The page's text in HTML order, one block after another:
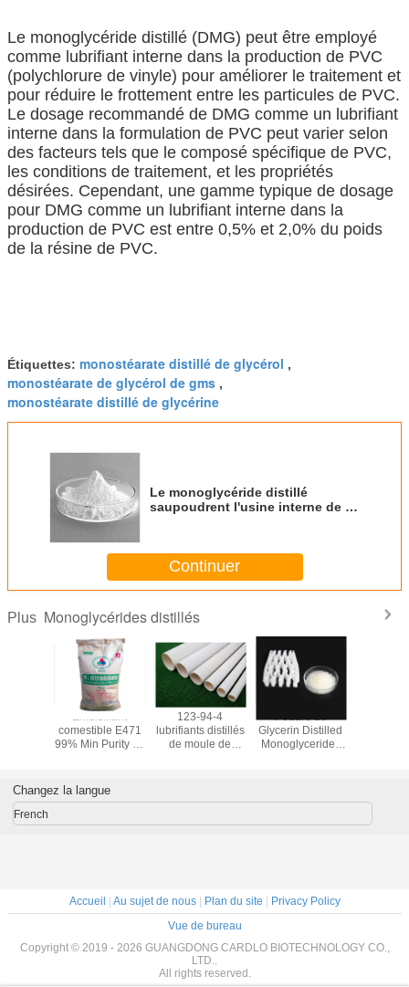
Le monoglycéride distillé (DMG) peut être employé
comme lubrifiant interne dans la production de PVC
(polychlorure de vinyle) pour améliorer le traitement et
pour réduire le frottement entre les particules de PVC.
Le dosage recommandé de DMG comme un lubrifiant
interne dans la formulation de PVC peut varier selon
des facteurs tels que le composé spécifique de PVC,
les conditions de traitement, et les propriétés
désirées. Cependant, une gamme typique de dosage
pour DMG comme un lubrifiant interne dans la
production de PVC est entre 0,5% et 2,0% du poids
de la résine de PVC.
Étiquettes: monostéarate distillé de glycérol ,
monostéarate de glycérol de gms ,
monostéarate distillé de glycérine
Le monoglycéride distillé
saupoudrent l'usine interne de la
Continuer
Plus Monoglycérides distillés
Émulsifiant
comestible E471
99% Min Purity du
glycérine
123-94-4
lubrifiants distillés
de moule de
Poudre de
Glycerin Distilled
Monoglycerides
Changez la langue
French
Accueil | Au sujet de nous| Plan du site | Privacy Policy
Vue de bureau
Copyright © 2019 - 2026 GUANGDONG CARDLO BIOTECHNOLOGY CO.,
LTD..
All rights reserved.